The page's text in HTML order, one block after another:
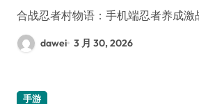
合战忍者村物语：手机端忍者养成
dawei 3 月 30, 2026
手游